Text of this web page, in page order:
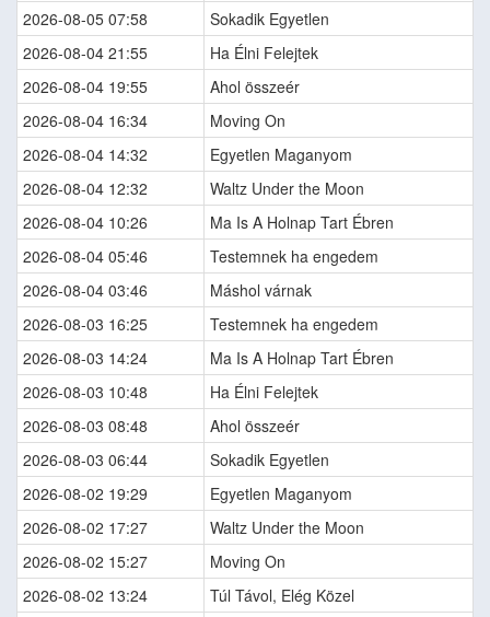
2026-08-05 07:58
Sokadik Egyetlen
2026-08-04 21:55
Ha Élni Felejtek
2026-08-04 19:55
Ahol összeér
2026-08-04 16:34
Moving On
2026-08-04 14:32
Egyetlen Maganyom
2026-08-04 12:32
Waltz Under the Moon
2026-08-04 10:26
Ma Is A Holnap Tart Ébren
2026-08-04 05:46
Testemnek ha engedem
2026-08-04 03:46
Máshol várnak
2026-08-03 16:25
Testemnek ha engedem
2026-08-03 14:24
Ma Is A Holnap Tart Ébren
2026-08-03 10:48
Ha Élni Felejtek
2026-08-03 08:48
Ahol összeér
2026-08-03 06:44
Sokadik Egyetlen
2026-08-02 19:29
Egyetlen Maganyom
2026-08-02 17:27
Waltz Under the Moon
2026-08-02 15:27
Moving On
2026-08-02 13:24
Túl Távol, Elég Közel